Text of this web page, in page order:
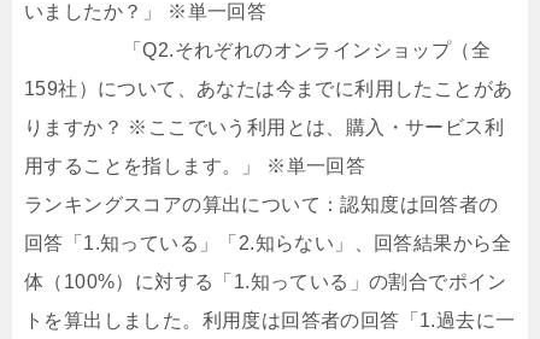
いましたか？」 ※単一回答
「Q2.それぞれのオンラインショップ（全
159社）について、あなたは今までに利用したことがあ
りますか？ ※ここでいう利用とは、購入・サービス利
用することを指します。」 ※単一回答
ランキングスコアの算出について：認知度は回答者の
回答「1.知っている」「2.知らない」、回答結果から全
体（100%）に対する「1.知っている」の割合でポイン
トを算出しました。利用度は回答者の回答「1.過去に一